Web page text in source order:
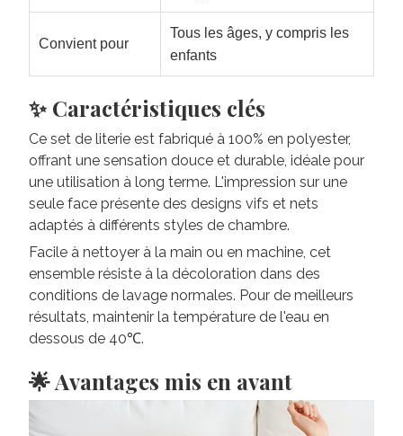
Convient pour
Tous les âges, y compris les
enfants
✨ Caractéristiques clés
Ce set de literie est fabriqué à 100% en polyester,
offrant une sensation douce et durable, idéale pour
une utilisation à long terme. L'impression sur une
seule face présente des designs vifs et nets
adaptés à différents styles de chambre.
Facile à nettoyer à la main ou en machine, cet
ensemble résiste à la décoloration dans des
conditions de lavage normales. Pour de meilleurs
résultats, maintenir la température de l'eau en
dessous de 40℃.
🌟 Avantages mis en avant